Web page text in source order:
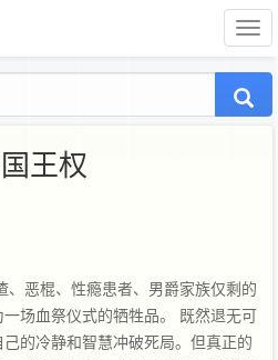
王权
、恶棍、性瘾患者、男爵家族仅剩的
场血祭仪式的牺牲品。 既然退无可
的冷静和智慧冲破死局。但真正的